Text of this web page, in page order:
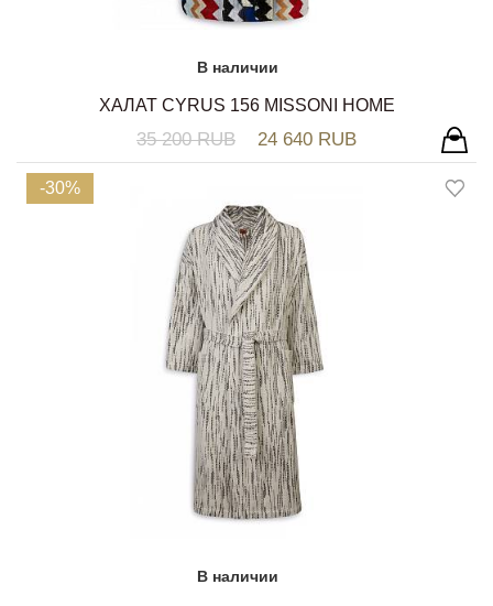
В наличии
ХАЛАТ CYRUS 156 MISSONI HOME
35 200 RUB 24 640 RUB
-30%
В наличии